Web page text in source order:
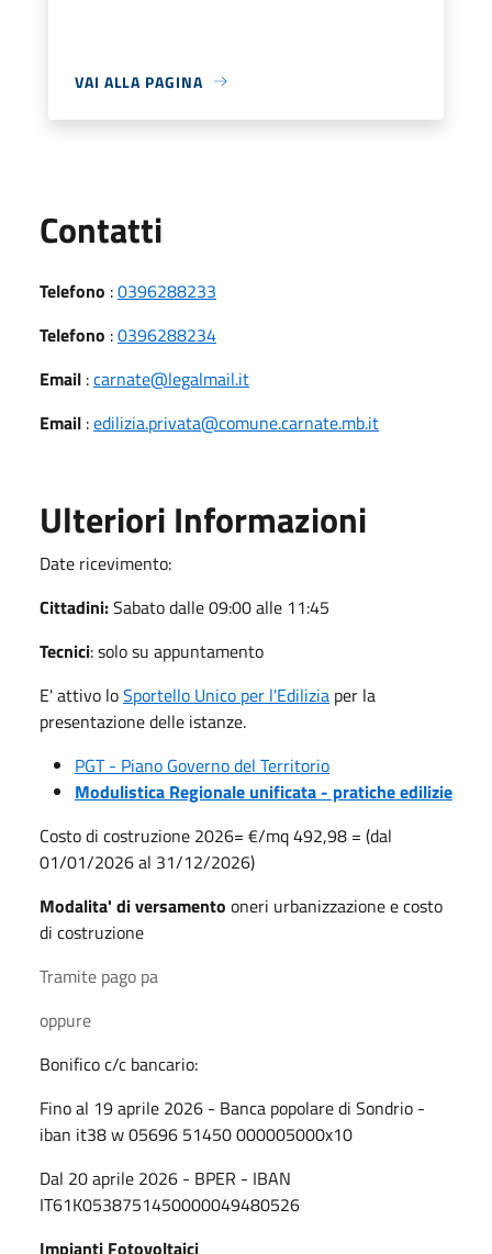
VAI ALLA PAGINA
Contatti
Telefono :0396288233
Telefono :0396288234
Email :carnate@legalmail.it
Email :edilizia.privata@comune.carnate.mb.it
Ulteriori Informazioni
Date ricevimento:
Cittadini:Sabato dalle 09:00 alle 11:45
Tecnici: solo su appuntamento
E' attivo loSportello Unico per l'Edilizia per la
presentazione delle istanze.
PGT - Piano Governo del Territorio
Modulistica Regionale unificata - pratiche edilizie
Costo di costruzione 2026= €/mq 492,98 = (dal
01/01/2026 al 31/12/2026)
Modalita' di versamento oneri urbanizzazione e costo
di costruzione
Tramite pago pa
oppure
Bonifico c/c bancario:
Fino al 19 aprile 2026 - Banca popolare di Sondrio -
iban it38 w 05696 51450 000005000x10
Dal 20 aprile 2026 - BPER - IBAN
IT61K0538751450000049480526
Impianti Fotovoltaici